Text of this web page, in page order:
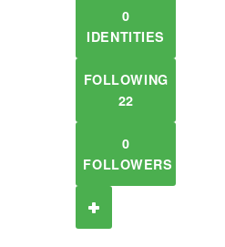
0
IDENTITIES
FOLLOWING
22
0
FOLLOWERS